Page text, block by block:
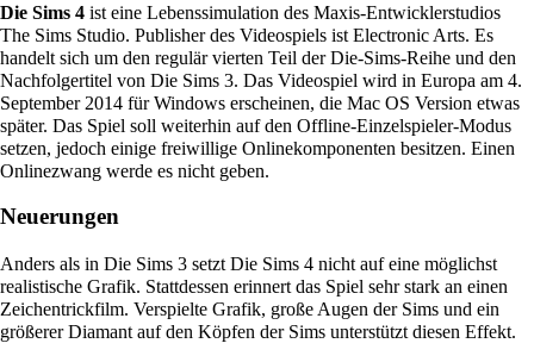
Die Sims 4 ist eine Lebenssimulation des Maxis-Entwicklerstudios
The Sims Studio. Publisher des Videospiels ist Electronic Arts. Es
handelt sich um den regulär vierten Teil der Die-Sims-Reihe und den
Nachfolgertitel von Die Sims 3. Das Videospiel wird in Europa am 4.
September 2014 für Windows erscheinen, die Mac OS Version etwas
später. Das Spiel soll weiterhin auf den Offline-Einzelspieler-Modus
setzen, jedoch einige freiwillige Onlinekomponenten besitzen. Einen
Onlinezwang werde es nicht geben.
Neuerungen
Anders als in Die Sims 3 setzt Die Sims 4 nicht auf eine möglichst
realistische Grafik. Stattdessen erinnert das Spiel sehr stark an einen
Zeichentrickfilm. Verspielte Grafik, große Augen der Sims und ein
größerer Diamant auf den Köpfen der Sims unterstützt diesen Effekt.